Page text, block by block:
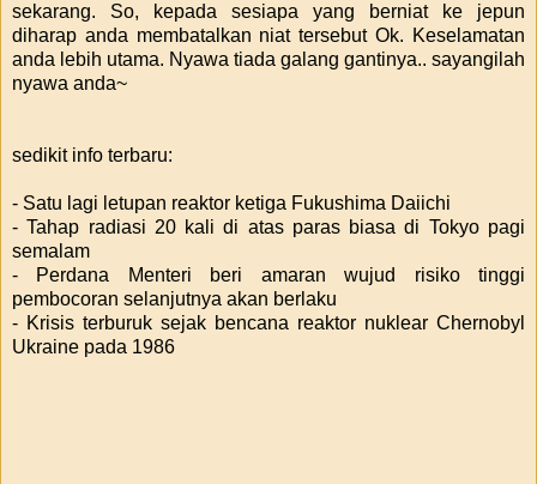
sekarang. So, kepada sesiapa yang berniat ke jepun
diharap anda membatalkan niat tersebut Ok. Keselamatan
anda lebih utama. Nyawa tiada galang gantinya.. sayangilah
nyawa anda~
sedikit info terbaru:
- Satu lagi letupan reaktor ketiga Fukushima Daiichi
- Tahap radiasi 20 kali di atas paras biasa di Tokyo pagi
semalam
- Perdana Menteri beri amaran wujud risiko tinggi
pembocoran selanjutnya akan berlaku
- Krisis terburuk sejak bencana reaktor nuklear Chernobyl
Ukraine pada 1986